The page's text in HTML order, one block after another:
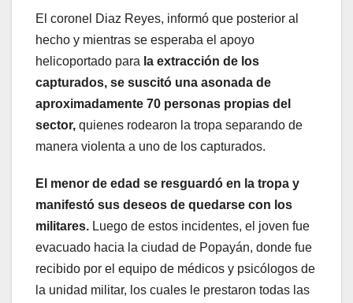
El coronel Diaz Reyes, informó que posterior al
hecho y mientras se esperaba el apoyo
helicoportado para la extracción de los
capturados, se suscitó una asonada de
aproximadamente 70 personas propias del
sector, quienes rodearon la tropa separando de
manera violenta a uno de los capturados.
El menor de edad se resguardó en la tropa y
manifestó sus deseos de quedarse con los
militares. Luego de estos incidentes, el joven fue
evacuado hacia la ciudad de Popayán, donde fue
recibido por el equipo de médicos y psicólogos de
la unidad militar, los cuales le prestaron todas las